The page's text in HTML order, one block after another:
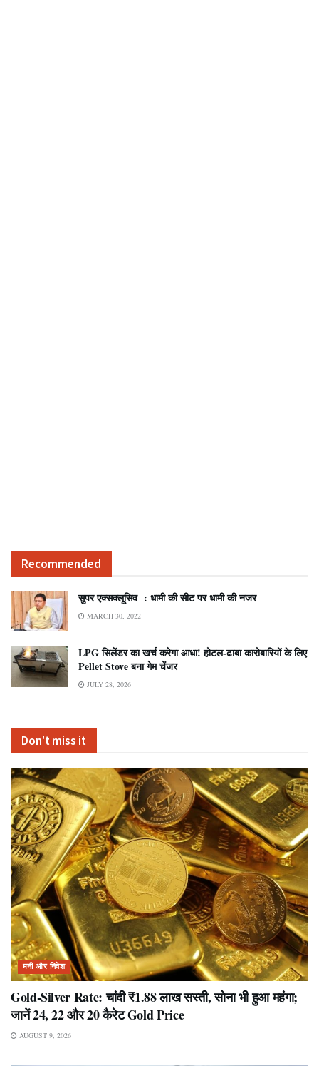
Recommended
सुपर एक्सक्लूसिव : धामी की सीट पर धामी की नजर
MARCH 30, 2022
LPG सिलेंडर का खर्च करेगा आधा! होटल-ढाबा कारोबारियों के लिए
Pellet Stove बना गेम चेंजर
JULY 28, 2026
Don't miss it
मनी और निवेश
Gold-Silver Rate: चांदी ₹1.88 लाख सस्ती, सोना भी हुआ महंगा;
जानें 24, 22 और 20 कैरेट Gold Price
AUGUST 9, 2026